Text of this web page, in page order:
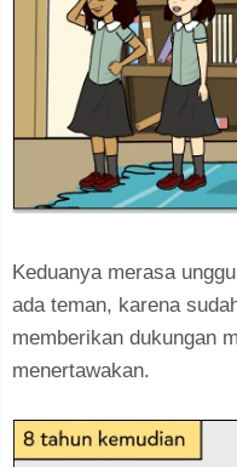
Keduanya merasa
ada teman, karena
memberikan dukungan
menertawakan.